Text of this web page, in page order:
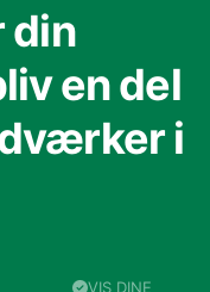
din
en del
i
VIS DINE